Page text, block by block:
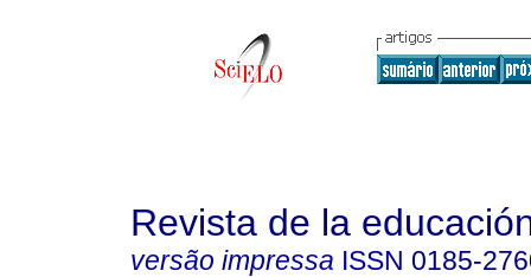
Revista de la
versão impressa ISSN 0185-